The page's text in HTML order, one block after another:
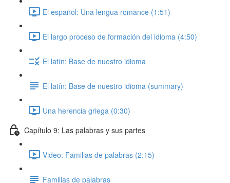
El español: Una lengua romance (1:51)
El largo proceso de formación del idioma (4:50)
El latín: Base de nuestro idioma
El latín: Base de nuestro idioma (summary)
Una herencia griega (0:30)
Capítulo 9: Las palabras y sus partes
Video: Familias de palabras (2:15)
Familias de palabras